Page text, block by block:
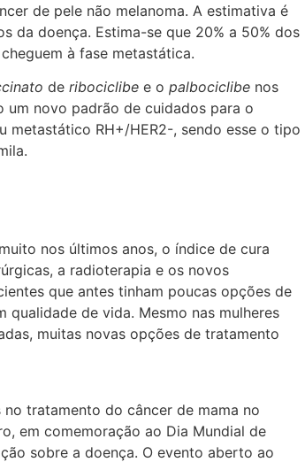
de pele não melanoma. A estimativa é
da doença. Estima-se que 20% a 50% dos
à fase metastática.
de ribociclibe e o palbociclibe nos
um novo padrão de cuidados para o
metastático RH+/HER2-, sendo esse o tipo
nos últimos anos, o índice de cura
a radioterapia e os novos
que antes tinham poucas opções de
de vida. Mesmo nas mulheres
muitas novas opções de tratamento
tratamento do câncer de mama no
em comemoração ao Dia Mundial de
sobre a doença. O evento aberto ao